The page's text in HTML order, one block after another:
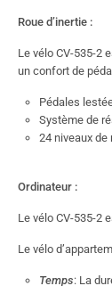
Roue d’inertie :
Le vélo CV-535-2
un confort de
Pédales
Système de
24 niveaux
Ordinateur :
Le vélo CV-535-2
Le vélo
Temps: La